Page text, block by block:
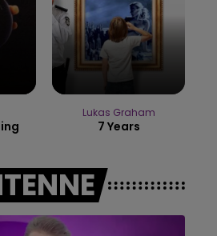
CAISSE
Lukas Graham
7 Years